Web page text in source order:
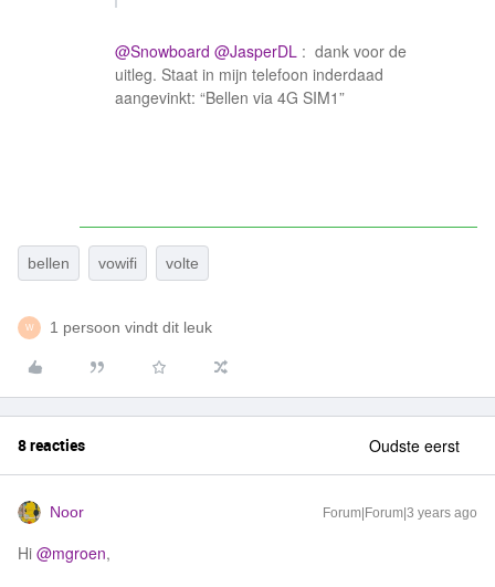
@Snowboard @JasperDL : dank voor de
uitleg. Staat in mijn telefoon inderdaad
aangevinkt: “Bellen via 4G SIM1”
bellen vowifi volte
W 1 persoon vindt dit leuk
8 reacties Oudste eerst
Noor Forum|Forum|3 years ago
Hi @mgroen,